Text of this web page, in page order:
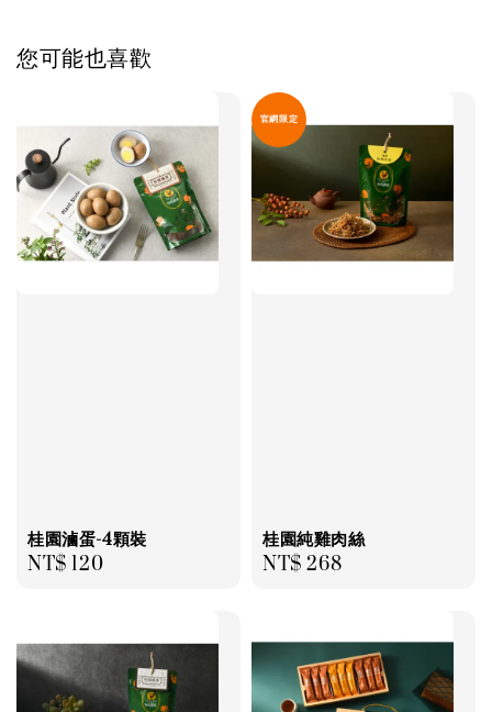
您可能也喜歡
桂園滷蛋-4顆裝
Regular
NT$ 120
官網限定
桂園純雞肉絲
Regular
NT$ 268